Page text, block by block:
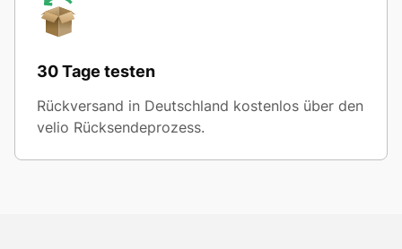
30 Tage testen
Rückversand in Deutschland kostenlos über den
velio Rücksendeprozess.